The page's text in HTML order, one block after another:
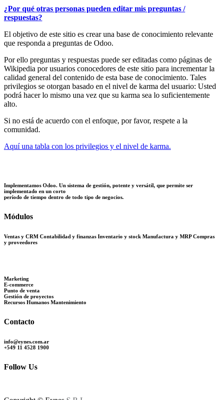
¿Por qué otras personas pueden editar mis preguntas /
respuestas?
El objetivo de este sitio es crear una base de conocimiento relevante
que responda a preguntas de Odoo.
Por ello preguntas y respuestas puede ser editadas como páginas de
Wikipedia por usuarios conocedores de este sitio para incrementar la
calidad general del contenido de esta base de conocimiento. Tales
privilegios se otorgan basado en el nivel de karma del usuario: Usted
podrá hacer lo mismo una vez que su karma sea lo suficientemente
alto.
Si no está de acuerdo con el enfoque, por favor, respete a la
comunidad.
Aquí una tabla con los privilegios y el nivel de karma.
Implementamos Odoo. Un sistema de gestión, potente y versátil, que permite ser
implementado en un corto
período de tiempo dentro de todo tipo de negocios.
Módulos
Ventas y CRM Contabilidad y finanzas Inventario y stock Manufactura y MRP Compras
y proveedores
Marketing
E-commerce
Punto de venta
Gestión de proyectos
Recursos Humanos Mantenimiento
Contacto
info@eynes.com.ar
+549 11 4528 1900
Follow Us